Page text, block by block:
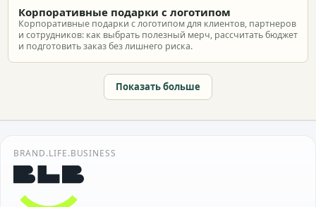
Корпоративные подарки с логотипом
Корпоративные подарки с логотипом для клиентов, партнеров
и сотрудников: как выбрать полезный мерч, рассчитать бюджет
и подготовить заказ без лишнего риска.
Показать больше
BRAND.LIFE.BUSINESS